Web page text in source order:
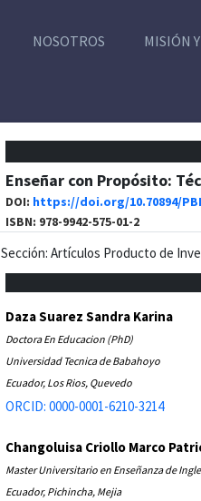
NOSOTROS MISIÓN
Enseñar con Propósito:
DOI: https://doi.org/10.70894/
ISBN: 978-9942-575-01-2
Sección: Artículos Producto de
Daza Suarez Sandra Karina
Doctora En Educacion (PhD)
Universidad Tecnica de Babahoyo
Ecuador, Los Rios, Quevedo
ORCID: 0000-0001-6210-3214
Changoluisa Criollo Marco
Master Universitario en Enseñanza de
Ecuador, Pichincha, Mejia